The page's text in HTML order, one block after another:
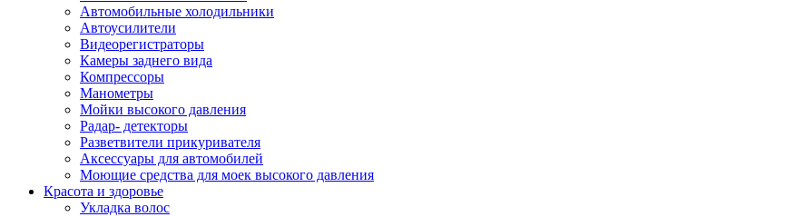
Автомобильные холодильники
Автоусилители
Видеорегистраторы
Камеры заднего вида
Компрессоры
Манометры
Мойки высокого давления
Радар- детекторы
Разветвители прикуривателя
Аксессуары для автомобилей
Моющие средства для моек высокого давления
Красота и здоровье
Укладка волос